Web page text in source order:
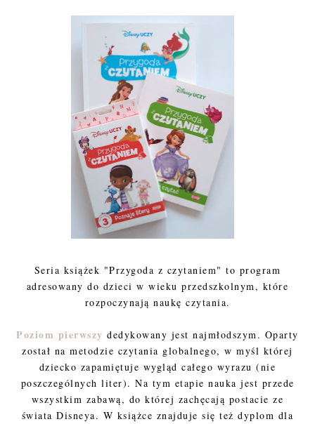
Seria książek "Przygoda z czytaniem" to program
adresowany do dzieci w wieku przedszkolnym, które
rozpoczynają naukę czytania.
Poziom pierwszy dedykowany jest najmłodszym. Oparty
został na metodzie czytania globalnego, w myśl której
dziecko zapamiętuje wygląd całego wyrazu (nie
poszczególnych liter). Na tym etapie nauka jest przede
wszystkim zabawą, do której zachęcają postacie ze
świata Disneya. W książce znajduje się też dyplom dla